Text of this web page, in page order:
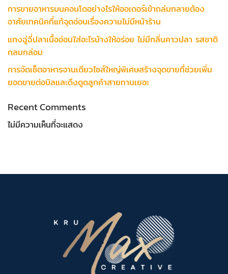
การขายอาหารบนคอนโดอย่างไรให้ออเดอร์เข้าถล่มทลายต้อง
อาศัยเทคนิคที่แก้จุดอ่อนเรื่องความไม่มีหน้าร้าน
แกงฉู่ฉี่ปลาเนื้ออ่อนใส่อะไรบ้างให้อร่อย ไม่มีกลิ่นคาวปลา รสชาติ
กลมกล่อม
การจัดเซ็ตอาหารจานเดียวไซส์ใหญ่พิเศษสร้างจุดขายที่ช่วยเพิ่ม
ยอดขายต่อบิลและดึงดูดลูกค้าสายทานเยอะ
Recent Comments
ไม่มีความเห็นที่จะแสดง